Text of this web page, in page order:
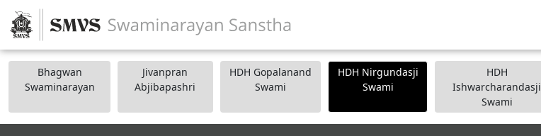
Bhagwan
Swaminarayan
Jivanpran
Abjibapashri
HDH Gopalanand
Swami
HDH Nirgundasji
Swami
HDH
Ishwarcharandasji
Swami